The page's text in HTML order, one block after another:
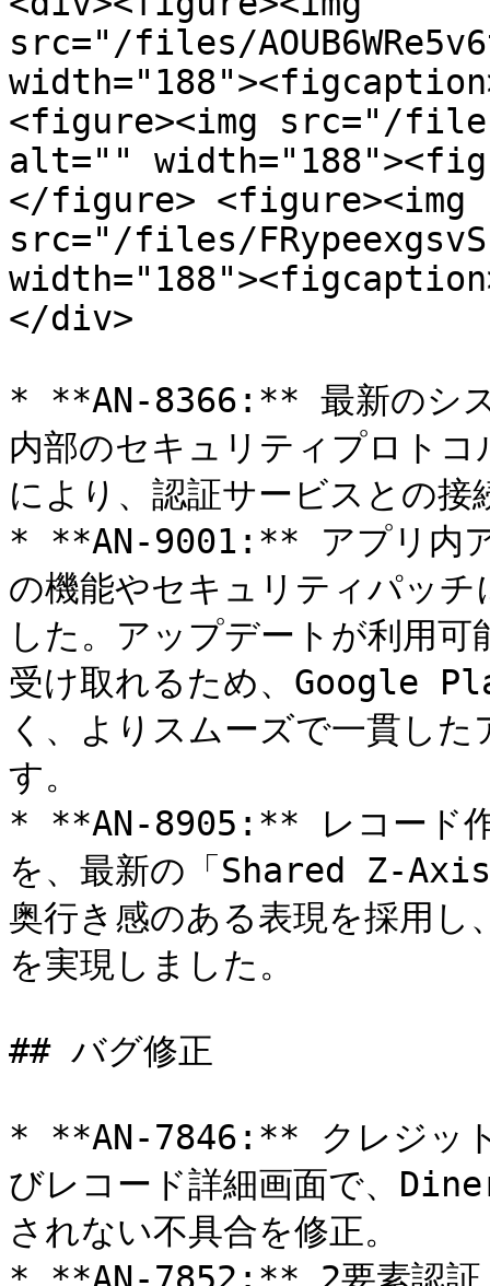
src="/files/
<figure><img src="/
alt=""
</figure> <figure><img
src="/files/
</div>
* **AN-8366:** 最新のシス
内部のセキュリティプロト
により、認証サービスとの
* **AN-9001:** アプリ内ア
の機能やセキュリティパッ
した。アップデートが利用
受け取れるため、Google
く、よりスムーズで一貫し
す。
* **AN-8905:** レコード作
を、最新の「Shared Z-Axis
奥行き感のある表現を採用し
を実現しました。
## バグ修正
* **AN-7846:** クレジット
びレコード詳細画面で、
されない不具合を修正。